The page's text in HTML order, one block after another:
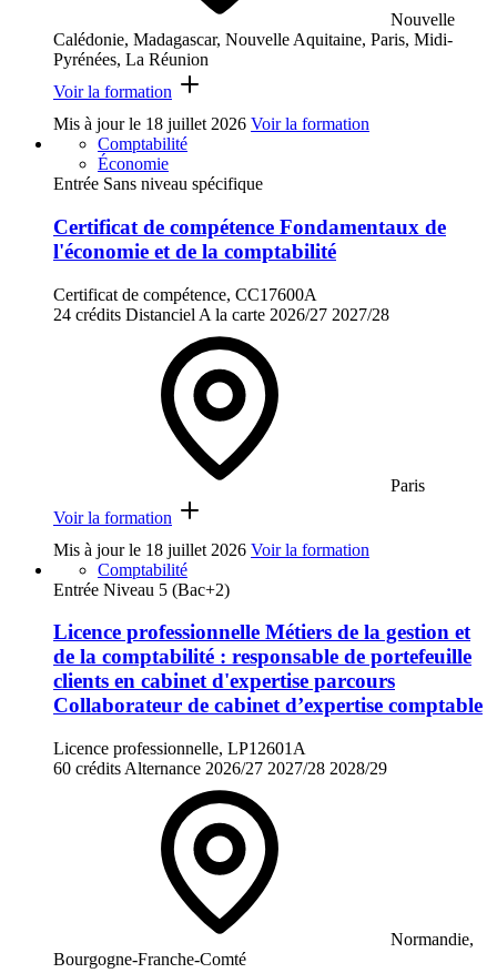
Nouvelle
Calédonie, Madagascar, Nouvelle Aquitaine, Paris, Midi-
Pyrénées, La Réunion
Voir la formation
Mis à jour le 18 juillet 2026 Voir la formation
Comptabilité
Économie
Entrée Sans niveau spécifique
Certificat de compétence Fondamentaux de
l'économie et de la comptabilité
Certificat de compétence, CC17600A
24 crédits Distanciel A la carte 2026/27 2027/28
Paris
Voir la formation
Mis à jour le 18 juillet 2026 Voir la formation
Comptabilité
Entrée Niveau 5 (Bac+2)
Licence professionnelle Métiers de la gestion et
de la comptabilité : responsable de portefeuille
clients en cabinet d'expertise parcours
Collaborateur de cabinet d’expertise comptable
Licence professionnelle, LP12601A
60 crédits Alternance 2026/27 2027/28 2028/29
Normandie,
Bourgogne-Franche-Comté